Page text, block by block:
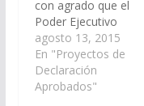
con agrado que el
Poder Ejecutivo
Provincial, lleve
adelante, a través del
área correspondiente,
la inclusión en el Plan
agosto 13, 2015
En "Proyectos de
Declaración
Aprobados"